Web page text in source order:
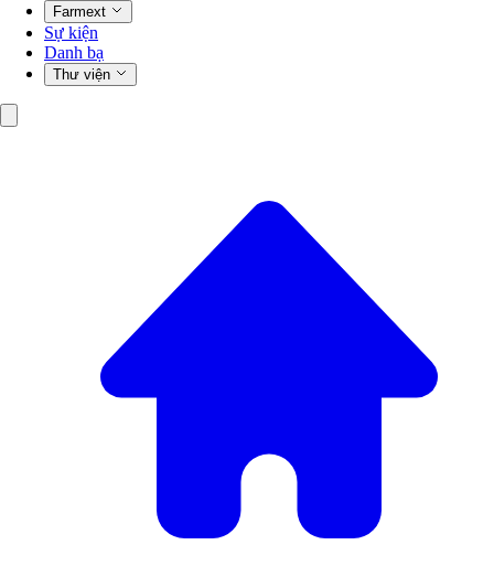
Farmext
Sự kiện
Danh bạ
Thư viện